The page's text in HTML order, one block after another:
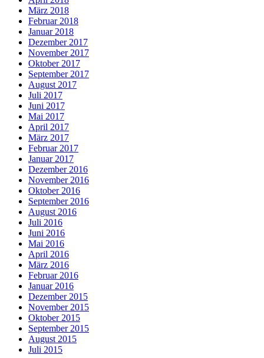
März 2018
Februar 2018
Januar 2018
Dezember 2017
November 2017
Oktober 2017
September 2017
August 2017
Juli 2017
Juni 2017
Mai 2017
April 2017
März 2017
Februar 2017
Januar 2017
Dezember 2016
November 2016
Oktober 2016
September 2016
August 2016
Juli 2016
Juni 2016
Mai 2016
April 2016
März 2016
Februar 2016
Januar 2016
Dezember 2015
November 2015
Oktober 2015
September 2015
August 2015
Juli 2015